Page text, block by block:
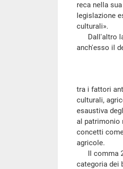
reca nella
legislazione
culturali».
Dall'altro
anch'esso il
tra i fattori
culturali,
esaustiva
al patrimonio
concetti
agricole.
Il comma 2
categoria dei